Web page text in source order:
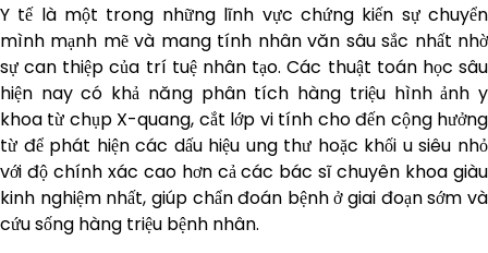
Y tế là một trong những lĩnh vực chứng kiến sự chuyển
mình mạnh mẽ và mang tính nhân văn sâu sắc nhất nhờ
sự can thiệp của trí tuệ nhân tạo. Các thuật toán học sâu
hiện nay có khả năng phân tích hàng triệu hình ảnh y
khoa từ chụp X-quang, cắt lớp vi tính cho đến cộng hưởng
từ để phát hiện các dấu hiệu ung thư hoặc khối u siêu nhỏ
với độ chính xác cao hơn cả các bác sĩ chuyên khoa giàu
kinh nghiệm nhất, giúp chẩn đoán bệnh ở giai đoạn sớm và
cứu sống hàng triệu bệnh nhân.